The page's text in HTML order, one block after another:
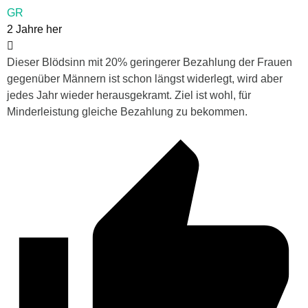
GR
2 Jahre her
Dieser Blödsinn mit 20% geringerer Bezahlung der Frauen
gegenüber Männern ist schon längst widerlegt, wird aber
jedes Jahr wieder herausgekramt. Ziel ist wohl, für
Minderleistung gleiche Bezahlung zu bekommen.